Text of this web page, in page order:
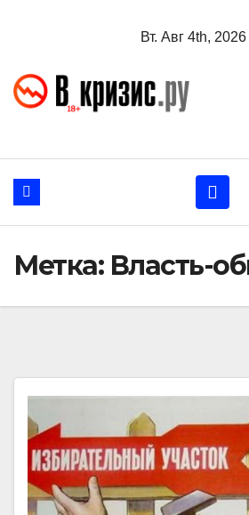
Вт. Авг 4th, 2026
Метка: Власть-